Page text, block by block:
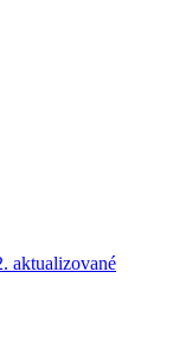
aktualizované